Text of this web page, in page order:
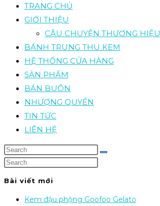
TRANG CHỦ
GIỚI THIỆU
CÂU CHUYỆN THƯƠNG HIỆU
BÁNH TRUNG THU KEM
HỆ THỐNG CỬA HÀNG
SẢN PHẨM
BÁN BUÔN
NHƯỢNG QUYỀN
TIN TỨC
LIÊN HỆ
Bài viết mới
Kem đậu phộng Goofoo Gelato